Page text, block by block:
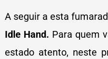
A seguir a esta
Idle Hand. Para quem
estado atento, neste